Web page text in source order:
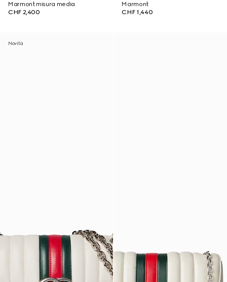
Marmont misura media
CHF 2,400
Marmont
CHF 1,440
Novità